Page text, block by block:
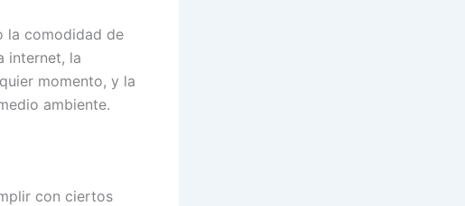
la comodidad de
internet, la
momento, y la
ambiente.
con ciertos